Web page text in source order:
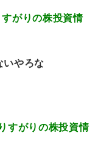
がりの株投資情
いやろな
すがりの株投資情